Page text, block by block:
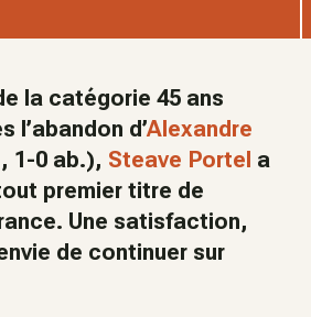
la catégorie 45 ans
l’abandon d’Alexandre
1-0 ab.), Steave Portel a
premier titre de
Une satisfaction,
de continuer sur